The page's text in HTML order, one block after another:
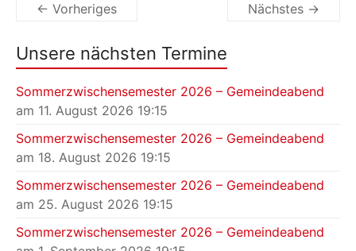
← Vorheriges Nächstes →
Unsere nächsten Termine
Sommerzwischensemester 2026 – Gemeindeabend
am 11. August 2026 19:15
Sommerzwischensemester 2026 – Gemeindeabend
am 18. August 2026 19:15
Sommerzwischensemester 2026 – Gemeindeabend
am 25. August 2026 19:15
Sommerzwischensemester 2026 – Gemeindeabend